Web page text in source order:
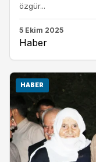
özgür...
5 Ekim 2025
Haber
HABER